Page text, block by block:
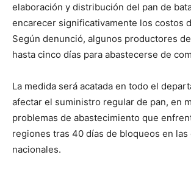
elaboración y distribución del pan de
encarecer significativamente los costos
Según denunció, algunos productores
hasta cinco días para abastecerse de
La medida será acatada en todo el
afectar el suministro regular de pan, en
problemas de abastecimiento que
regiones tras 40 días de bloqueos en las
nacionales.